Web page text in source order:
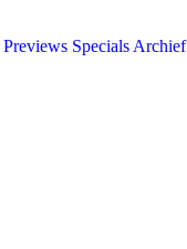
Previews Specials Archief